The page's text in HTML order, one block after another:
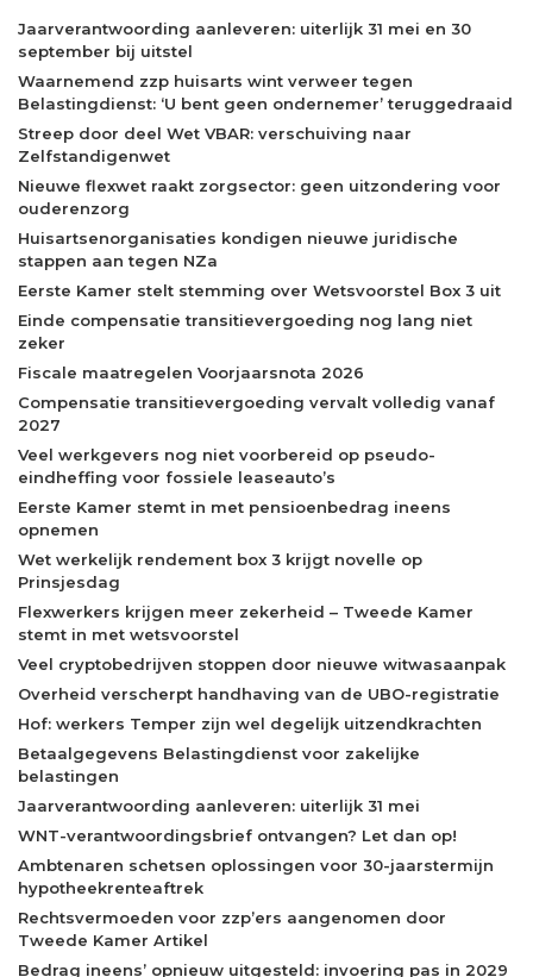
Jaarverantwoording aanleveren: uiterlijk 31 mei en 30
september bij uitstel
Waarnemend zzp huisarts wint verweer tegen
Belastingdienst: ‘U bent geen ondernemer’ teruggedraaid
Streep door deel Wet VBAR: verschuiving naar
Zelfstandigenwet
Nieuwe flexwet raakt zorgsector: geen uitzondering voor
ouderenzorg
Huisartsenorganisaties kondigen nieuwe juridische
stappen aan tegen NZa
Eerste Kamer stelt stemming over Wetsvoorstel Box 3 uit
Einde compensatie transitievergoeding nog lang niet
zeker
Fiscale maatregelen Voorjaarsnota 2026
Compensatie transitievergoeding vervalt volledig vanaf
2027
Veel werkgevers nog niet voorbereid op pseudo-
eindheffing voor fossiele leaseauto’s
Eerste Kamer stemt in met pensioenbedrag ineens
opnemen
Wet werkelijk rendement box 3 krijgt novelle op
Prinsjesdag
Flexwerkers krijgen meer zekerheid – Tweede Kamer
stemt in met wetsvoorstel
Veel cryptobedrijven stoppen door nieuwe witwasaanpak
Overheid verscherpt handhaving van de UBO-registratie
Hof: werkers Temper zijn wel degelijk uitzendkrachten
Betaalgegevens Belastingdienst voor zakelijke
belastingen
Jaarverantwoording aanleveren: uiterlijk 31 mei
WNT-verantwoordingsbrief ontvangen? Let dan op!
Ambtenaren schetsen oplossingen voor 30-jaarstermijn
hypotheekrenteaftrek
Rechtsvermoeden voor zzp’ers aangenomen door
Tweede Kamer Artikel
Bedrag ineens’ opnieuw uitgesteld: invoering pas in 2029